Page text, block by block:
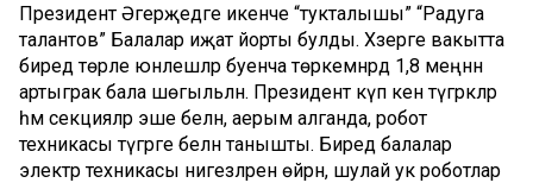
Президент Әгерҗедәге икенче “тукталышы” “Радуга
талантов” Балалар иҗат йорты булды. Хәзерге вакытта
биредә төрле юнәлешләр буенча төркемнәрдә 1,8 меңнән
артыграк бала шөгыльләнә. Президент күп кенә түгәрәкләр
һәм секцияләр эше белән, аерым алганда, робот
техникасы түгәрәге белән танышты. Биредә балалар
электр техникасы нигезләренә өйрәнә, шулай ук роботлар